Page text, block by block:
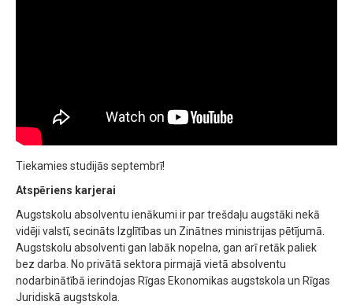
Tiekamies studijās septembrī!
Atspēriens karjerai
Augstskolu absolventu ienākumi ir par trešdaļu augstāki nekā
vidēji valstī, secināts Izglītības un Zinātnes ministrijas pētījumā.
Augstskolu absolventi gan labāk nopelna, gan arī retāk paliek
bez darba. No privātā sektora pirmajā vietā absolventu
nodarbinātībā ierindojas Rīgas Ekonomikas augstskola un Rīgas
Juridiskā augstskola.